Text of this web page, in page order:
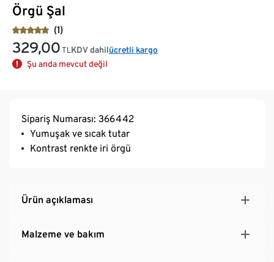
Örgü Şal
(1)
329,00 TLKDV dahilücretli kargo
Şu anda mevcut değil
Sipariş Numarası: 366442
Yumuşak ve sıcak tutar
Kontrast renkte iri örgü
Ürün açıklaması
Malzeme ve bakım